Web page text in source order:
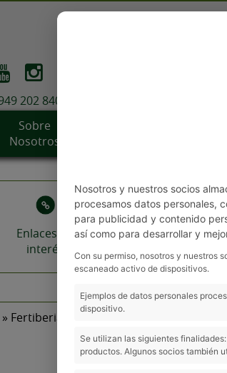
202 840
Sobre
Nosotros
Enlaces de
interés
Mercadillo
» Fertiberia y APAG participan en un
Nosotros y nuestros socios
procesamos datos personales,
para publicidad y contenido
así como para desarrollar y
Con su permiso, nosotros y nuestros
escaneado activo de dispositivos.
Ejemplos de datos personales
dispositivo.
Se utilizan las siguientes
productos. Algunos socios también